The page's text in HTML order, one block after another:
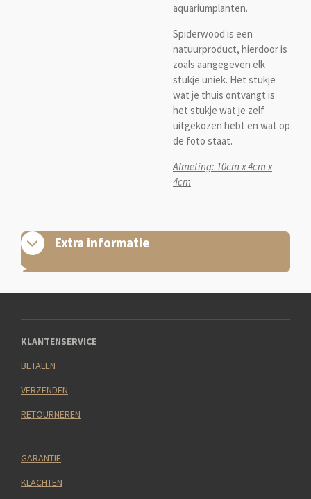
aquariumplanten.
Spiderwood is een
natuurproduct, hierdoor is
zoals aangegeven elk
stukje uniek. Het stukje
wat je thuis ontvangt is
het stukje wat je zelf
uitgekozen hebt en wat op
de foto staat.
Afmeting: 10cm x 4cm x
4cm
Extra informatie
KLANTENSERVICE
BETALEN
VERZENDEN
RETOURNEREN
GARANTIE
KLACHTEN